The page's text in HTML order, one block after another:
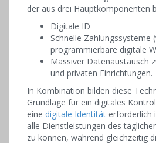
der aus drei Hauptkomponenten
Digitale ID
Schnelle Zahlungssysteme
programmierbare digitale
Massiver Datenaustausch
und privaten Einrichtungen.
In Kombination bilden diese
Grundlage für ein digitales
eine digitale Identität erforderlich
alle Dienstleistungen des
zu können, während gleichzeitig